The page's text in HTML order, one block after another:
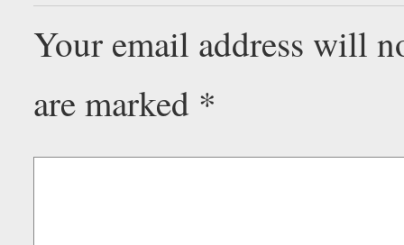
Your email address will
are marked *